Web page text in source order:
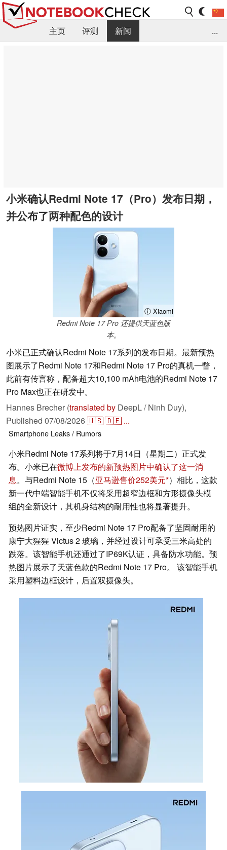
主页 评测
新闻
...
小米确认Redmi Note 17（Pro）发布日期，
并公布了两种配色的设计
ⓘ Xiaomi
Redmi Note 17 Pro 还提供天蓝色版
本。
小米已正式确认Redmi Note 17系列的发布日期。最新预热
图展示了Redmi Note 17和Redmi Note 17 Pro的真机一瞥，
此前有传言称，配备超大10,100 mAh电池的Redmi Note 17
Pro Max也正在研发中。
Hannes Brecher (translated by DeepL / Ninh Duy),
Published 07/08/2026🇺🇸🇩🇪 ...
Smartphone Leaks / Rumors
小米Redmi Note 17系列将于7月14日（星期二）正式发
布。小米已在微博上发布的新预热图片中确认了这一消
息。与Redmi Note 15（亚马逊售价252美元 ）相比，这款
新一代中端智能手机不仅将采用超窄边框和方形摄像头模
组的全新设计，其机身结构的耐用性也将显著提升。
预热图片证实，至少Redmi Note 17 Pro配备了坚固耐用的
康宁大猩猩 Victus 2 玻璃，并经过设计可承受三米高处的
跌落。该智能手机还通过了IP69K认证，具备防水功能。预
热图片展示了天蓝色款的Redmi Note 17 Pro。 该智能手机
采用塑料边框设计，后置双摄像头。